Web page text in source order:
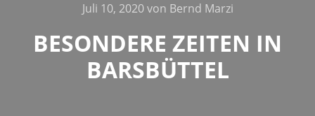
Juli 10, 2020von Bernd Marzi
BESONDERE ZEITEN IN
BARSBÜTTEL